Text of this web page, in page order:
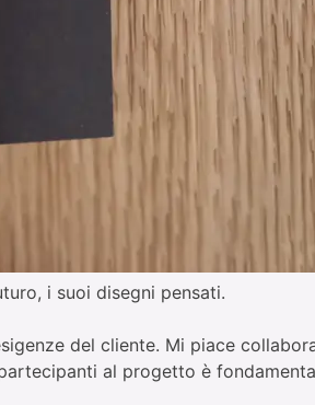
i suoi disegni pensati.
del cliente. Mi piace
al progetto è